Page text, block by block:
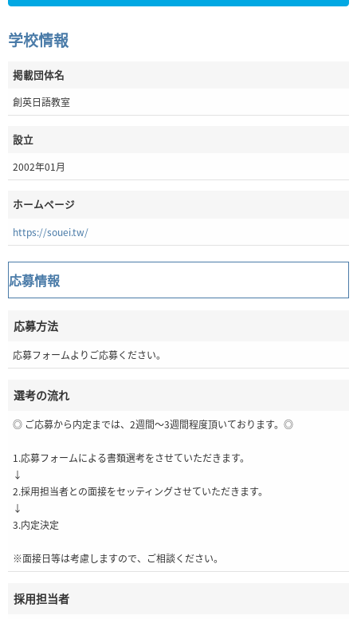
学校情報
掲載団体名
創英日語教室
設立
2002年01月
ホームページ
https://souei.tw/
応募情報
応募方法
応募フォームよりご応募ください。
選考の流れ
◎ ご応募から内定までは、2週間～3週間程度頂いております。◎
1.応募フォームによる書類選考をさせていただきます。
↓
2.採用担当者との面接をセッティングさせていただきます。
↓
3.内定決定
※面接日等は考慮しますので、ご相談ください。
採用担当者